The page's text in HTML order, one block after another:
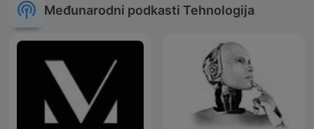
Međunarodni podkasti Tehnologija